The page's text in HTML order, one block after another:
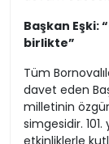
Başkan Eşki:
birlikte”
Tüm
davet eden
milletinin
simgesidir.
etkinliklerle